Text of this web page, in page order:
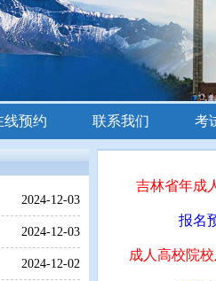
线预约 联系我们
考
2024-12-03
2024-12-03
2024-12-02
吉林省年成
报名
成人高校院